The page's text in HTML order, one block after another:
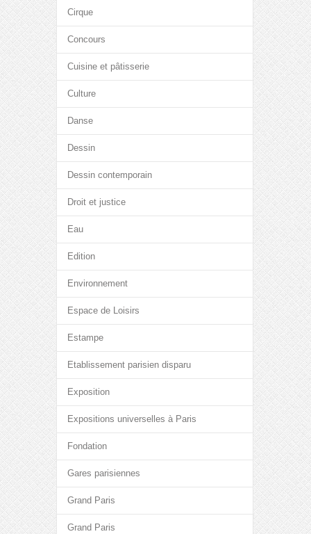
Cirque
Concours
Cuisine et pâtisserie
Culture
Danse
Dessin
Dessin contemporain
Droit et justice
Eau
Edition
Environnement
Espace de Loisirs
Estampe
Etablissement parisien disparu
Exposition
Expositions universelles à Paris
Fondation
Gares parisiennes
Grand Paris
Grand Paris